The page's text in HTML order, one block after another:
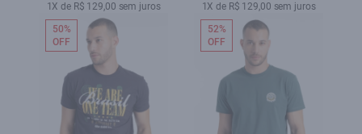
1X de R$ 129,00 sem juros 1X de R$ 129,00 sem juros
50%
OFF
52%
OFF